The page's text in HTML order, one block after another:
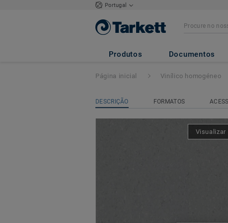
Portugal
Produtos Documentos
iQ NATURAL -
Página inicial Vinílico homogéneo
DESCRIÇÃO FORMATOS
Visualizar